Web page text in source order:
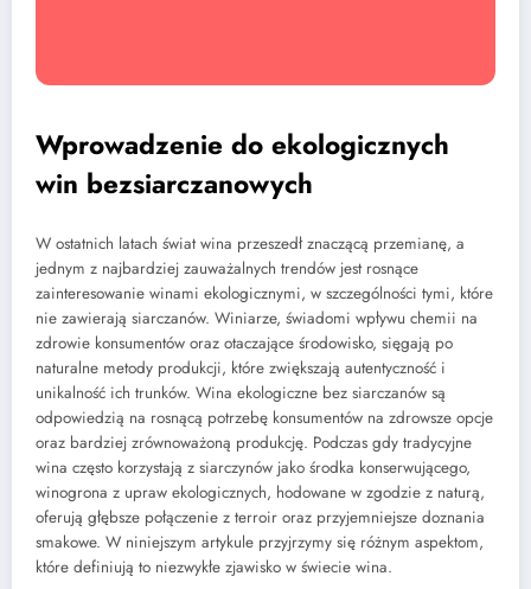
Wprowadzenie do ekologicznych
win bezsiarczanowych
W ostatnich latach świat wina przeszedł znaczącą przemianę, a
jednym z najbardziej zauważalnych trendów jest rosnące
zainteresowanie winami ekologicznymi, w szczególności tymi, które
nie zawierają siarczanów. Winiarze, świadomi wpływu chemii na
zdrowie konsumentów oraz otaczające środowisko, sięgają po
naturalne metody produkcji, które zwiększają autentyczność i
unikalność ich trunków. Wina ekologiczne bez siarczanów są
odpowiedzią na rosnącą potrzebę konsumentów na zdrowsze opcje
oraz bardziej zrównoważoną produkcję. Podczas gdy tradycyjne
wina często korzystają z siarczynów jako środka konserwującego,
winogrona z upraw ekologicznych, hodowane w zgodzie z naturą,
oferują głębsze połączenie z terroir oraz przyjemniejsze doznania
smakowe. W niniejszym artykule przyjrzymy się różnym aspektom,
które definiują to niezwykłe zjawisko w świecie wina.